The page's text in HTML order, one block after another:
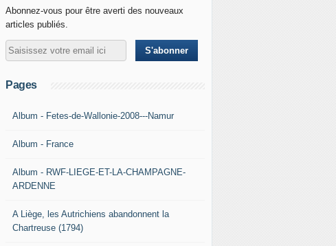
Abonnez-vous pour être averti des nouveaux
articles publiés.
Pages
Album - Fetes-de-Wallonie-2008---Namur
Album - France
Album - RWF-LIEGE-ET-LA-CHAMPAGNE-
ARDENNE
A Liège, les Autrichiens abandonnent la
Chartreuse (1794)